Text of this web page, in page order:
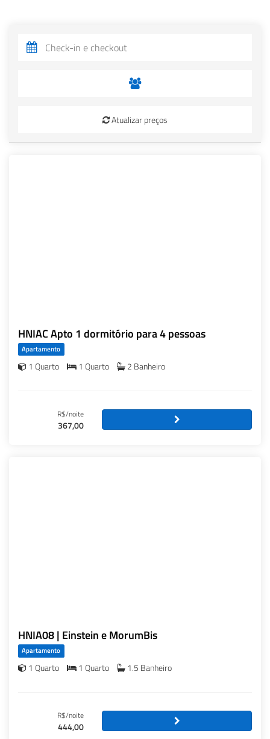
Atualizar preços
HNIAC Apto 1 dormitório para 4 pessoas
Apartamento
1 Quarto 1 Quarto 2 Banheiro
R$/noite
367,00
HNIA08 | Einstein e MorumBis
Apartamento
1 Quarto 1 Quarto 1.5 Banheiro
R$/noite
444,00